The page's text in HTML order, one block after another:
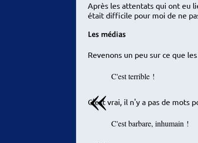
Après les attentats qui ont eu
était difficile pour moi de ne
Les médias
Revenons un peu sur ce que
C'est terrible !
C'est vrai, il n'y a pas de mots
C'est barbare, inhumain !